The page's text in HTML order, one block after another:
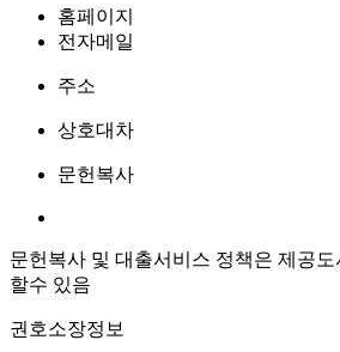
홈페이지
전자메일
주소
상호대차
문헌복사
문헌복사 및 대출서비스 정책은 제공도
할수 있음
권호소장정보